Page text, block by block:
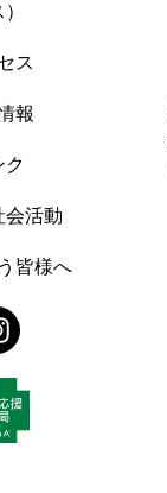
ス
報
ク
会活動
皆様へ